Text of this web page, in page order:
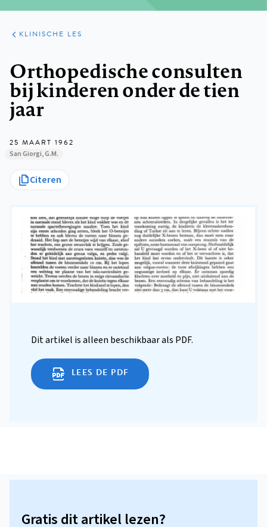
ARTIKELEN
PRAKTIJK
KLINISCHE LES
Orthopedische consulten
bij kinderen onder de tien
jaar
25 MAART 1962
San Giorgi, G.M.
Citeren
Dit artikel is alleen beschikbaar als PDF.
LEES DE PDF
Gratis dit artikel lezen?